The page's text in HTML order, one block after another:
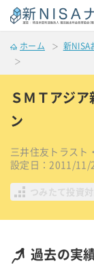
ホーム 新NISA
ＳＭＴアジ
ン
三井住友トラス
設定日：2011/11/
つみたて投資
過去の実